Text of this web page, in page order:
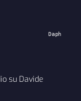
Daph
su Davide